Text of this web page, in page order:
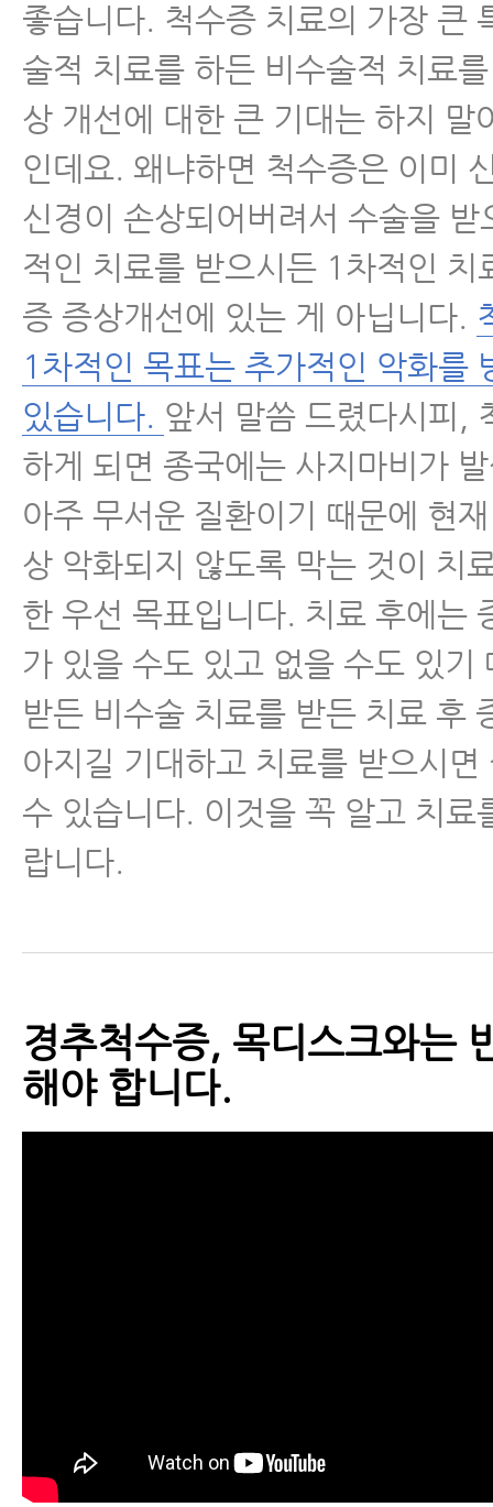
경추관협착증
허리디스크
허리통증
좌골신경통
척추관협착증
척추분리증
척추전방전위증
척추유합술 후 재발
척추운동법
섬유근육통
수술 후 통증·재활
근육파열
좋습니다. 척수증 치료의 가장 큰
술적 치료를 하든 비수술적 치료
상 개선에 대한 큰 기대는 하지 말
인데요. 왜냐하면 척수증은 이미
신경이 손상되어버려서 수술을 받
적인 치료를 받으시든 1차적인 치
증 증상개선에 있는 게 아닙니다.
1차적인 목표는 추가적인 악화를
있습니다. 앞서 말씀 드렸다시피,
하게 되면 종국에는 사지마비가
아주 무서운 질환이기 때문에 현
상 악화되지 않도록 막는 것이 치
한 우선 목표입니다. 치료 후에는
가 있을 수도 있고 없을 수도 있기
받든 비수술 치료를 받든 치료 후
아지길 기대하고 치료를 받으시면
수 있습니다. 이것을 꼭 알고 치료
랍니다.
경추척수증, 목디스크와는
해야 합니다.